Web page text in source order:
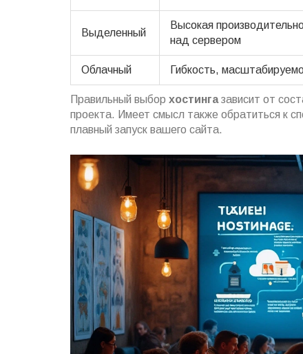
Выделенный
Высокая
над сервером
Облачный Гибкость,
Правильный выбор хостингазависит от
проекта. Имеет смысл также обратиться к
плавный запуск вашего сайта.